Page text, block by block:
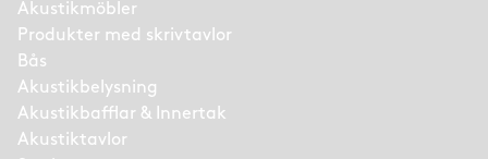
Akustikmöbler
Produkter med skrivtavlor
Bås
Akustikbelysning
Akustikbafflar & Innertak
Akustiktavlor